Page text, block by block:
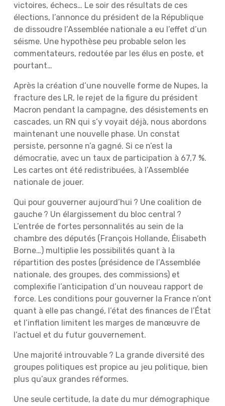
victoires, échecs… Le soir des résultats de ces
élections, l’annonce du président de la République
de dissoudre l’Assemblée nationale a eu l’effet d’un
séisme. Une hypothèse peu probable selon les
commentateurs, redoutée par les élus en poste, et
pourtant…
Après la création d’une nouvelle forme de Nupes, la
fracture des LR, le rejet de la figure du président
Macron pendant la campagne, des désistements en
cascades, un RN qui s’y voyait déjà, nous abordons
maintenant une nouvelle phase. Un constat
persiste, personne n’a gagné. Si ce n’est la
démocratie, avec un taux de participation à 67,7 %.
Les cartes ont été redistribuées, à l’Assemblée
nationale de jouer.
Qui pour gouverner aujourd’hui ? Une coalition de
gauche ? Un élargissement du bloc central ?
L’entrée de fortes personnalités au sein de la
chambre des députés (François Hollande, Élisabeth
Borne…) multiplie les possibilités quant à la
répartition des postes (présidence de l’Assemblée
nationale, des groupes, des commissions) et
complexifie l’anticipation d’un nouveau rapport de
force. Les conditions pour gouverner la France n’ont
quant à elle pas changé, l’état des finances de l’État
et l’inflation limitent les marges de manœuvre de
l’actuel et du futur gouvernement.
Une majorité introuvable ? La grande diversité des
groupes politiques est propice au jeu politique, bien
plus qu’aux grandes réformes.
Une seule certitude, la date du mur démographique